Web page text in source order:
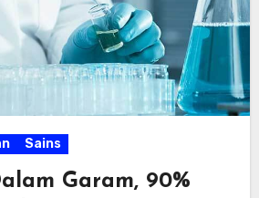
Sains
Garam, 90%